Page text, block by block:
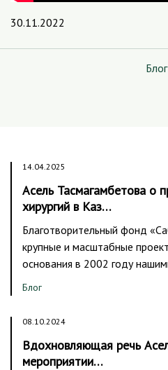
30.11.2022
Блог
14.04.2025
Асель Тасмагамбетова о
хирургий в Каз…
Благотворительный фонд
крупные и масштабные
основания в 2002 году
Блог
08.10.2024
Вдохновляющая речь
мероприятии…